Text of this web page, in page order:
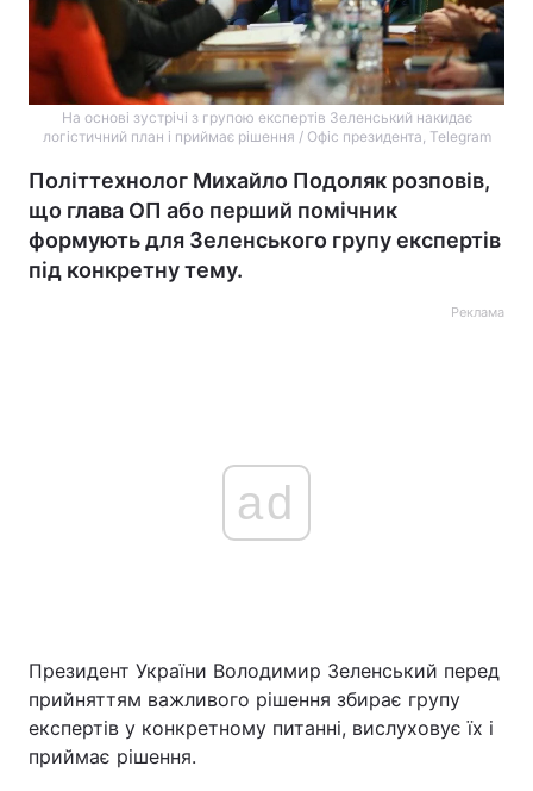
На основі зустрічі з групою експертів Зеленський накидає
логістичний план і приймає рішення / Офіс президента, Telegram
Політтехнолог Михайло Подоляк розповів,
що глава ОП або перший помічник
формують для Зеленського групу експертів
під конкретну тему.
Реклама
ad
Президент України Володимир Зеленський перед
прийняттям важливого рішення збирає групу
експертів у конкретному питанні, вислуховує їх і
приймає рішення.